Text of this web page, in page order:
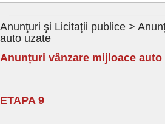
Anunţuri şi Licitaţii publice >
auto uzate
Anunțuri vânzare mijloace auto
ETAPA 9